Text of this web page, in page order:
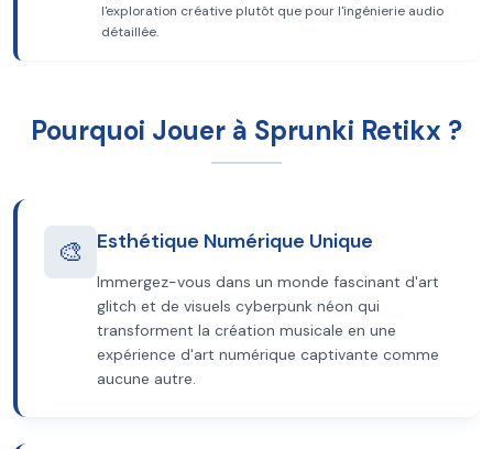
l'exploration créative plutôt que pour l'ingénierie audio
détaillée.
Pourquoi Jouer à Sprunki Retikx ?
🎨 Esthétique Numérique Unique
Immergez-vous dans un monde fascinant d'art
glitch et de visuels cyberpunk néon qui
transforment la création musicale en une
expérience d'art numérique captivante comme
aucune autre.